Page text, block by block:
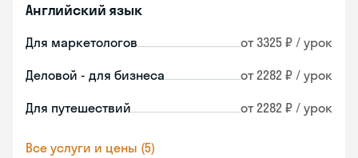
Английский язык
Для маркетологов от 3325 ₽ / урок
Деловой - для бизнеса от 2282 ₽ / урок
Для путешествий от 2282 ₽ / урок
Все услуги и цены (5)